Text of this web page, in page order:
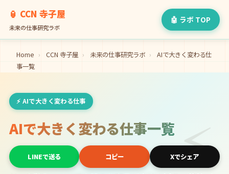
🏮 CCN 寺子屋
未来の仕事研究ラボ
🤖 ラボ TOP
Home › CCN 寺子屋 › 未来の仕事研究ラボ ›
AIで大きく変わる仕
事一覧
⚡
⚡ AIで大きく変わる仕事
AIで大きく変わる仕事一覧
LINEで送る コピー Xでシェア